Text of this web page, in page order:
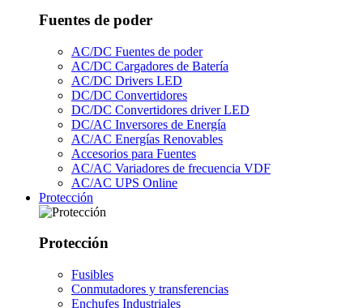
Fuentes de poder
AC/DC Fuentes de poder
AC/DC Cargadores de Batería
AC/DC Drivers LED
DC/DC Convertidores
DC/DC Convertidores driver LED
DC/AC Inversores de Energía
AC/AC Energías Renovables
Accesorios para Fuentes
AC/AC Variadores de frecuencia VDF
AC/AC UPS Online
Protección
Protección
Fusibles
Conmutadores y transferencias
Enchufes Industriales